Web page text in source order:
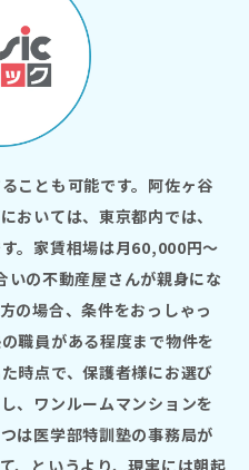
ことも可能です。阿佐ヶ谷
おいては、東京都内では、
。家賃相場は月60,000円〜
の不動産屋さんが親身にな
の場合、条件をおっしゃっ
職員がある程度まで物件を
時点で、保護者様にお選び
、ワンルームマンションを
は医学部特訓塾の事務局が
、というより、現実には朝起